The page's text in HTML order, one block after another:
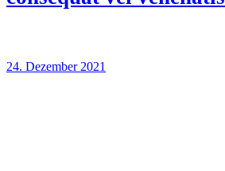
24. Dezember 2021